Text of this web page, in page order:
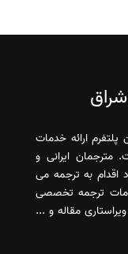
ارائه خدمات
مترجمان ایرانی و
به ترجمه می
ترجمه تخصصی
مقاله و ...